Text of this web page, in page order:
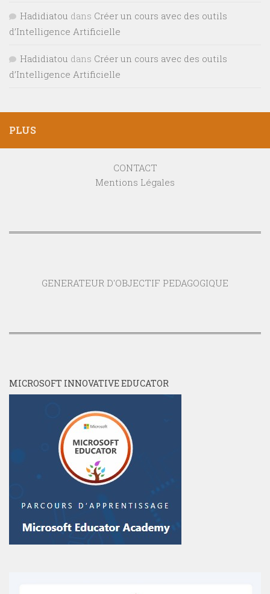
Hadidiatou dans Créer un cours avec des outils
d’Intelligence Artificielle
Hadidiatou dans Créer un cours avec des outils
d’Intelligence Artificielle
PLUS
CONTACT
Mentions Légales
GENERATEUR D'OBJECTIF PEDAGOGIQUE
MICROSOFT INNOVATIVE EDUCATOR